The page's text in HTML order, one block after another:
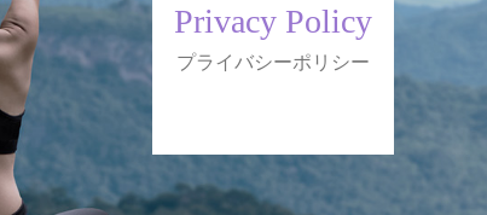
Privacy Policy
プライバシーポリシー